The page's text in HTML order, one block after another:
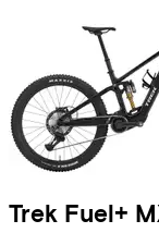
Trek Fuel+